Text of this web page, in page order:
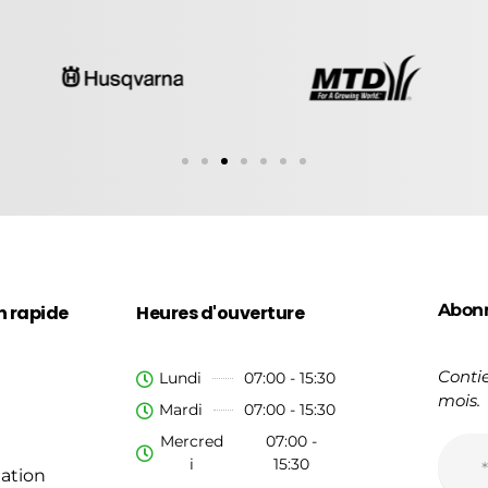
rapide Heures d'ouverture
Lundi
07:00 - 15:30
Mardi
07:00 - 15:30
Mercred
i
07:00 -
15:30
mois.